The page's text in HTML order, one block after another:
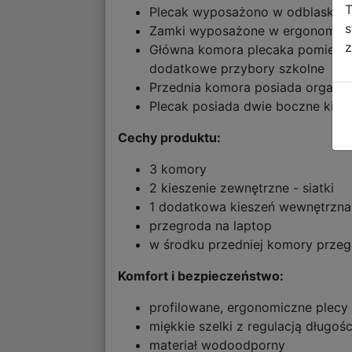
Plecak wyposażono w
Zamki wyposażone w
Główna komora plecaka
dodatkowe przybory szkolne
Przednia komora posiada
Plecak posiada dwie boczne
Cechy produktu:
3 komory
2 kieszenie zewnętrzne - siatki
1 dodatkowa kieszeń wewnętrzna
przegroda na laptop
w środku przedniej komory
Komfort i bezpieczeństwo:
profilowane, ergonomiczne plecy
miękkie szelki z regulacją
materiał wodoodporny